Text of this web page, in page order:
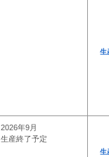
生
2026年9月
生産終了予定
生